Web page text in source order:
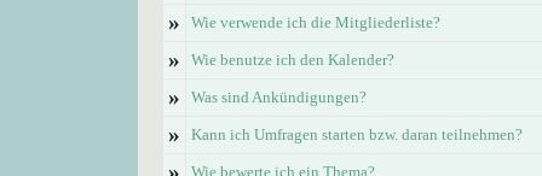
» Wie verwende ich die Mitgliederliste?
» Wie benutze ich den Kalender?
» Was sind Ankündigungen?
» Kann ich Umfragen starten bzw. daran teilnehmen?
Wie bewerte ich ein Thema?